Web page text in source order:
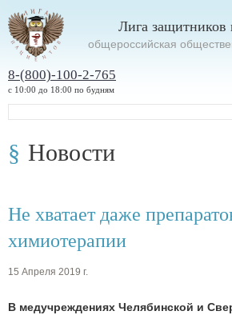
Лига защитников
oбщероссийская
8-(800)-100-2-765
с 10:00 до 18:00 по будням
Новости
Не хватает даже
химиотерапии
15 Апреля 2019 г.
В медучреждениях Челябинской и